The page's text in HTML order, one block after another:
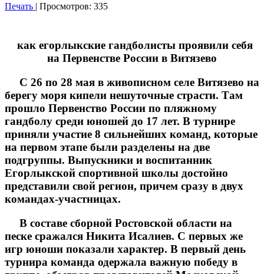
Печать | Просмотров: 335
как егорлыкские гандболисты проявили себя
на Первенстве России в Витязево
С 26 по 28 мая в живописном селе Витязево на
берегу моря кипели нешуточные страсти. Там
прошло Первенство России по пляжному
гандболу среди юношей до 17 лет. В турнире
приняли участие 8 сильнейших команд, которые
на первом этапе были разделены на две
подгруппы. Выпускники и воспитанник
Егорлыкской спортивной школы достойно
представили свой регион, причем сразу в двух
командах-участницах.
В составе сборной Ростовской области на
песке сражался Никита Исалиев. С первых же
игр юноши показали характер. В первый день
турнира команда одержала важную победу в